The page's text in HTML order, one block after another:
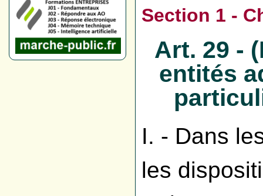
Section 1 -
Art. 29 -
entités
I. - Dans
les